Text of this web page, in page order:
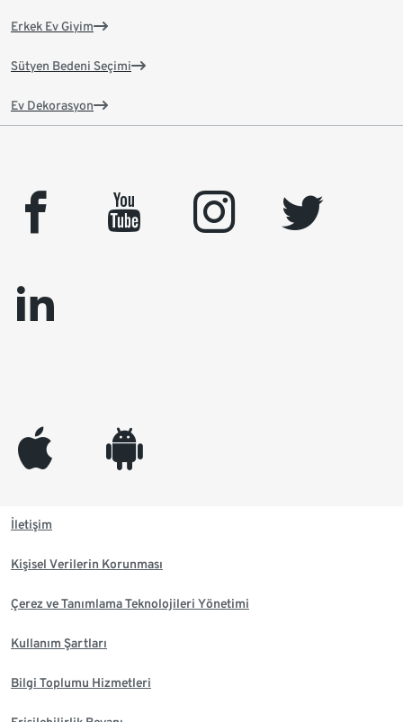
Erkek Ev Giyim
Sütyen Bedeni Seçimi
Ev Dekorasyon
facebook youtube instagram
twitter
linkedin
appleinc android
İletişim
Kişisel Verilerin Korunması
Çerez ve Tanımlama Teknolojileri Yönetimi
Kullanım Şartları
Bilgi Toplumu Hizmetleri